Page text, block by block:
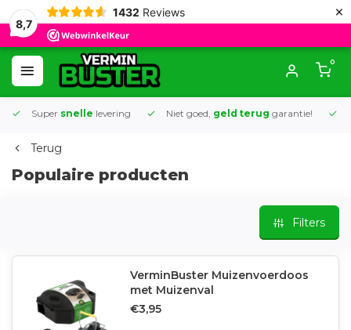
8,7
1432 Reviews ×
0
Super snelle levering Niet goed, geld terug garantie!
Terug
Populaire producten
Filters
VerminBuster Muizenvoerdoos
met Muizenval
€3,95